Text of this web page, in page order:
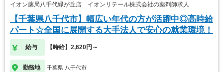
イオン薬局八千代緑が丘店 イオンリテール株式会社の薬剤師求人
【千葉県八千代市】幅広い年代の方が活躍中◎高時給
パート☆全国に展開する大手法人で安心の就業環境！
給与 【時給】2,620円～
勤務地 千葉県 八千代市